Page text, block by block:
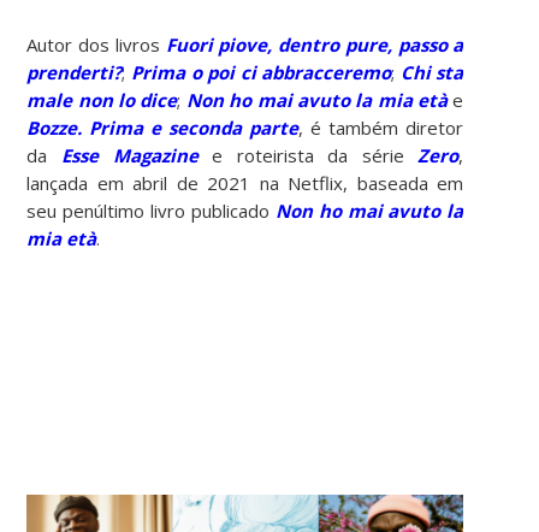
Autor dos livros Fuori piove, dentro pure, passo a
prenderti?; Prima o poi ci abbracceremo; Chi sta
male non lo dice; Non ho mai avuto la mia etàe
Bozze. Prima e seconda parte, é também diretor
da Esse Magazinee roteirista da sérieZero,
lançada em abril de 2021 na Netflix, baseada em
seu penúltimo livro publicado Non ho mai avuto la
mia età.